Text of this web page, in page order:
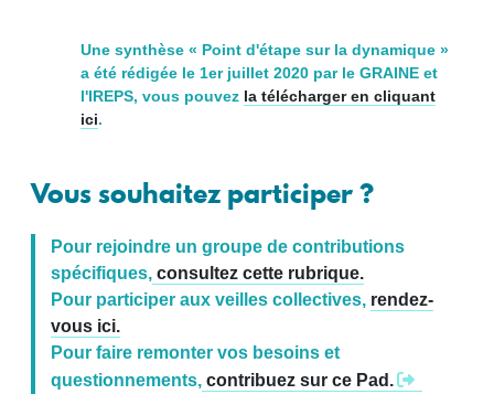
Une synthèse « Point d'étape sur la dynamique »
a été rédigée le 1er juillet 2020 par le GRAINE et
l'IREPS, vous pouvez la télécharger en cliquant
ici.
Vous souhaitez participer ?
Pour rejoindre un groupe de contributions
spécifiques, consultez cette rubrique.
Pour participer aux veilles collectives, rendez-
vous ici.
Pour faire remonter vos besoins et
questionnements, contribuez sur ce Pad.